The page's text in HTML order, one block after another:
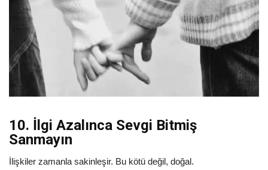
10. İlgi Azalınca Sevgi Bitmiş
Sanmayın
İlişkiler zamanla sakinleşir. Bu kötü değil, doğal.